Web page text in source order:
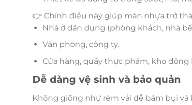
👉 Chính điều này giúp màn nhựa trở
Nhà ở dân dụng (phòng khách, nhà
Văn phòng, công ty.
Cửa hàng, quầy thực phẩm, kho đông
Dễ dàng vệ sinh và bảo quản
Không giống như rèm vải dễ bám bụi và